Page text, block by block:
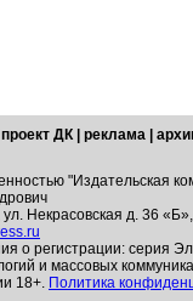
проект ДК реклама
"Издательская
Некрасовская д. 36
о регистрации: серия
и массовых
18+. Политика